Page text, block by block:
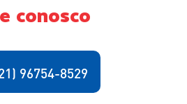
conosco
96754-8529